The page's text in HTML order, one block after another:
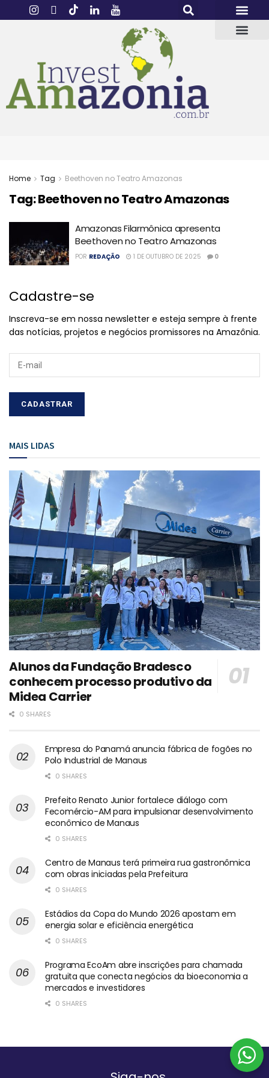
Home Tag Beethoven no Teatro Amazonas
Tag:Beethoven no Teatro Amazonas
Amazonas Filarmônica apresenta
Beethoven no Teatro Amazonas
POR REDAÇÃO 1 DE OUTUBRO DE 2025 0
Cadastre-se
Inscreva-se em nossa newsletter e esteja sempre à frente
das notícias, projetos e negócios promissores na Amazônia.
MAIS LIDAS
Alunos da Fundação Bradesco
conhecem processo produtivo da
Midea Carrier
0 SHARES
Empresa do Panamá anuncia fábrica de fogões no
Polo Industrial de Manaus
0 SHARES
Prefeito Renato Junior fortalece diálogo com
Fecomércio-AM para impulsionar desenvolvimento
econômico de Manaus
0 SHARES
Centro de Manaus terá primeira rua gastronômica
com obras iniciadas pela Prefeitura
0 SHARES
Estádios da Copa do Mundo 2026 apostam em
energia solar e eficiência energética
0 SHARES
Programa EcoAm abre inscrições para chamada
gratuita que conecta negócios da bioeconomia a
mercados e investidores
0 SHARES